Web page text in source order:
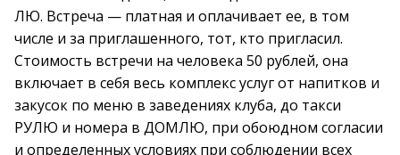
ЛЮ. Встреча — платная и оплачивает ее, в том
числе и за приглашенного, тот, кто пригласил.
Стоимость встречи на человека 50 рублей, она
включает в себя весь комплекс услуг от напитков и
закусок по меню в заведениях клуба, до такси
РУЛЮ и номера в ДОМЛЮ, при обоюдном согласии
и определенных условиях при соблюдении всех